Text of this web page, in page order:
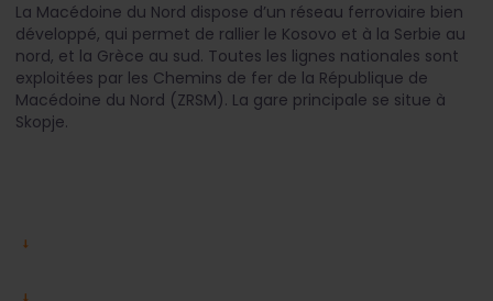
La Macédoine du Nord dispose d’un réseau ferroviaire bien
développé, qui permet de rallier le Kosovo et à la Serbie au
nord, et la Grèce au sud. Toutes les lignes nationales sont
exploitées par les Chemins de fer de la République de
Macédoine du Nord (ZRSM). La gare principale se situe à
Skopje.